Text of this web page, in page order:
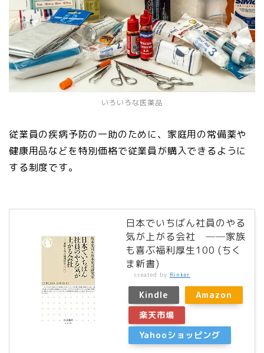
いろいろな医薬品
従業員の疾病予防の一助のために、家庭用の常備薬や
健康用品などを特別価格で従業員が購入できるように
する制度です。
日本でいちばん社員のやる
気が上がる会社 ──家族
も喜ぶ福利厚生100 (ちく
ま新書)
created by Rinker
Kindle
Amazon
楽天市場
Yahooショッピング